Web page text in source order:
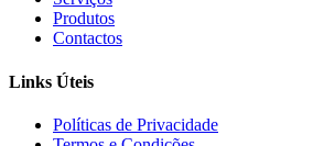
Produtos
Contactos
Links Úteis
Políticas de Privacidade